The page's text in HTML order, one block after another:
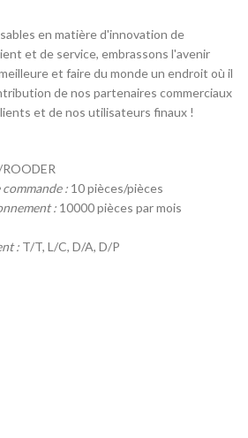
en matière d'innovation de
et de service, embrassons l'avenir
et faire du monde un endroit où il
de nos partenaires commerciaux
et de nos utilisateurs finaux !
: 10 pièces/pièces
: 10000 pièces par mois
: T/T, L/C, D/A, D/P